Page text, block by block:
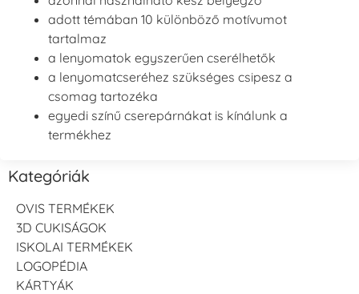
adott témában 10 különböző motívumot
tartalmaz
a lenyomatok egyszerűen cserélhetők
a lenyomatcseréhez szükséges csipesz a
csomag tartozéka
egyedi színű cserepárnákat is kínálunk a
termékhez
Kategóriák
OVIS TERMÉKEK
3D CUKISÁGOK
ISKOLAI TERMÉKEK
LOGOPÉDIA
KÁRTYÁK